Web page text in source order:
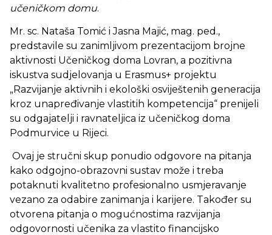
učeničkom domu.
Mr. sc. Nataša Tomić i Jasna Majić, mag. ped.,
predstavile su zanimljivom prezentacijom brojne
aktivnosti Učeničkog doma Lovran, a pozitivna
iskustva sudjelovanja u Erasmus+ projektu
„Razvijanje aktivnih i ekološki osviještenih generacija
kroz unapređivanje vlastitih kompetencija“ prenijeli
su odgajatelji i ravnateljica iz učeničkog doma
Podmurvice u Rijeci.
Ovaj je stručni skup ponudio odgovore na pitanja
kako odgojno-obrazovni sustav može i treba
potaknuti kvalitetno profesionalno usmjeravanje
vezano za odabire zanimanja i karijere. Također su
otvorena pitanja o mogućnostima razvijanja
odgovornosti učenika za vlastito financijsko